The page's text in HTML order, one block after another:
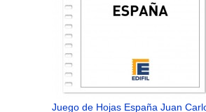
Juego de Hojas España Juan